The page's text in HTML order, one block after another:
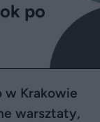
po
w Krakowie
warsztaty,